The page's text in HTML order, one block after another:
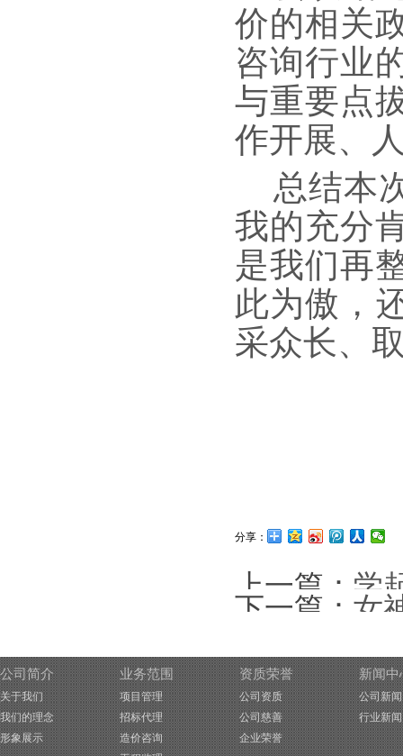
价的相关
咨询行业
与重要点
作开展、
总结本
我的充分
是我们再
此为傲，
采众长、
分享：
上一篇： 学
下一篇： 女
公司简介
关于我们
我们的理念
形象展示
业务范围
项目管理
招标代理
造价咨询
资质荣誉
公司资质
公司慈善
企业荣誉
新闻中
公司新闻
行业新闻